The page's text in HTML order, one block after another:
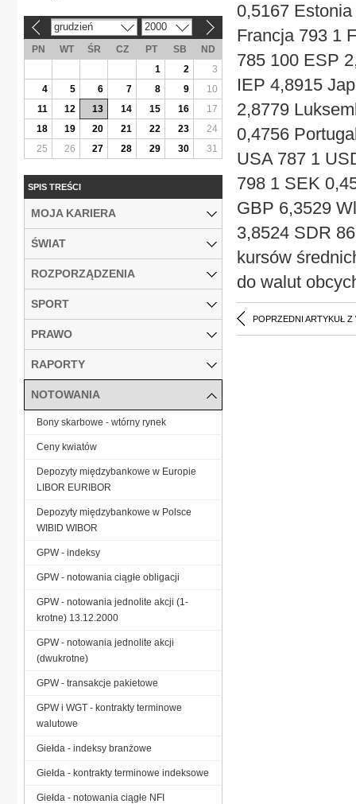
0,5167
Francja 793 1
785 100 ESP
IEP 4,8915
2,8779
0,4756
USA 787 1
798 1 SEK
GBP 6,3529
3,8524 SDR
kursów
do walut
POPRZEDNI ARTYKUŁ Z
grudzień 2000
PN WT ŚR CZ PT SB
ND
1
2
3
4
5 6 7 8 9
10
11
12 13 14 15 16
17
18
19 20 21 22 23
24
25
26 27 28 29 30 31
SPIS TREŚCI
MOJA KARIERA
ŚWIAT
ROZPORZĄDZENIA
SPORT
PRAWO
RAPORTY
NOTOWANIA
Bony skarbowe - wtórny rynek
Ceny kwiatów
Depozyty międzybankowe w Europie
LIBOR EURIBOR
Depozyty międzybankowe w Polsce
WIBID WIBOR
GPW - indeksy
GPW - notowania ciągłe obligacji
GPW - notowania jednolite akcji (1-
krotne) 13.12.2000
GPW - notowania jednolite akcji
(dwukrotne)
GPW - transakcje pakietowe
GPW i WGT - kontrakty terminowe
walutowe
Giełda - indeksy branżowe
Giełda - kontrakty terminowe indeksowe
Giełda - notowania ciągłe NFI